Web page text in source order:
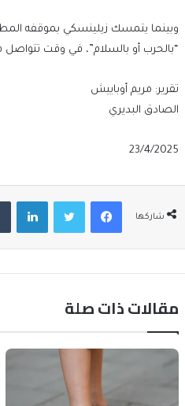
وبينما يتمسك زيلينسكي بموقفه
“بالحرب أو بالسلام”، في وقت
تقرير: مريم أوباييش
الصادق البديري
23/4/2025
شاركها
فيسبوكتويتر
مقالات ذات صلة